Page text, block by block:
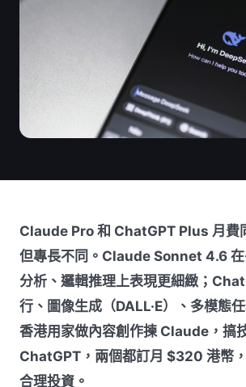
Claude Pro 和 ChatGPT Plus 月費
但專長不同。Claude Sonnet 4.6 在
分析、邏輯推理上表現更細緻；
行、圖像生成（DALL·E）、多模態
香港用家做內容創作揀 Claude，搞
ChatGPT，兩個都訂月 $320 港幣
合理投資。